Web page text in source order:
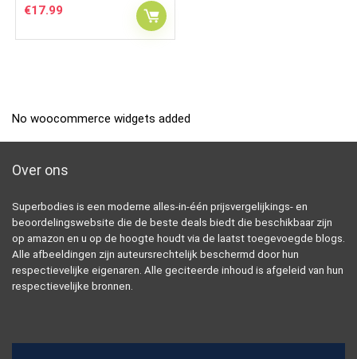
€17.99
No woocommerce widgets added
Over ons
Superbodies is een moderne alles-in-één prijsvergelijkings- en
beoordelingswebsite die de beste deals biedt die beschikbaar zijn
op amazon en u op de hoogte houdt via de laatst toegevoegde blogs.
Alle afbeeldingen zijn auteursrechtelijk beschermd door hun
respectievelijke eigenaren. Alle geciteerde inhoud is afgeleid van hun
respectievelijke bronnen.